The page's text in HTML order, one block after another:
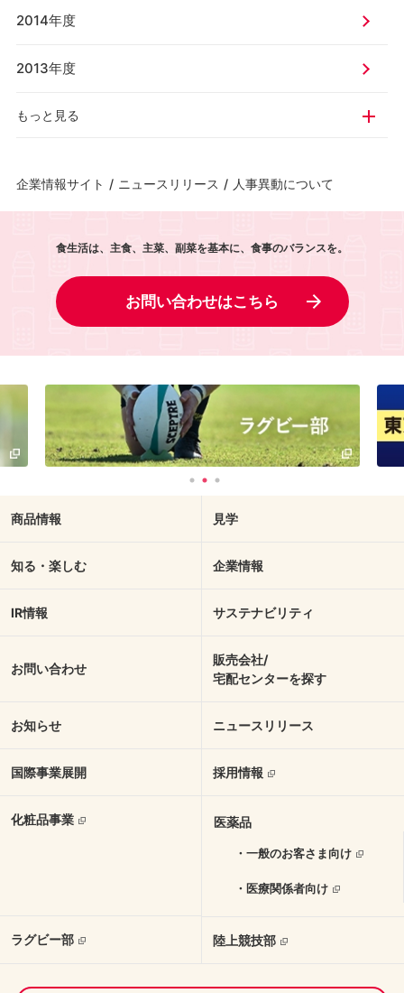
2014年度
2013年度
もっと見る
企業情報サイト / ニュースリリース / 人事異動について
食生活は、主食、主菜、副菜を基本に、食事のバランスを。
お問い合わせはこちら
商品情報 見学
知る・楽しむ 企業情報
IR情報 サステナビリティ
お問い合わせ
販売会社/
宅配センターを探す
お知らせ ニュースリリース
国際事業展開 採用情報
化粧品事業 医薬品
・一般のお客さま向け
・医療関係者向け
ラグビー部 陸上競技部